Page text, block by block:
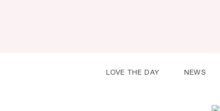
LOVE THE DAY NEWS